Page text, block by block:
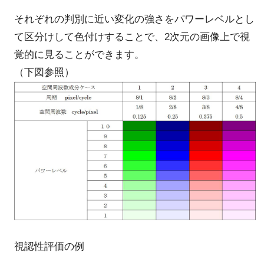
それぞれの判別に近い変化の強さをパワーレベルとし
て区分けして色付けすることで、2次元の画像上で視
覚的に見ることができます。
（下図参照）
視認性評価の例